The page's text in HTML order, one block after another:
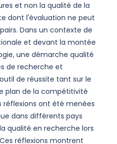
et non la qualité de la
dont l'évaluation ne peut
Dans un contexte de
et devant la montée
une démarche qualité
de recherche et
de réussite tant sur le
plan de la compétitivité
ont été menées
dans différents pays
qualité en recherche lors
réflexions montrent